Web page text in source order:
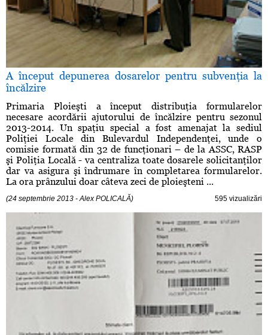
A început depunerea dosarelor pentru subvenţia la
încălzire
Primaria Ploieşti a început distribuţia formularelor
necesare acordării ajutorului de încălzire pentru sezonul
2013-2014. Un spaţiu special a fost amenajat la sediul
Poliţiei Locale din Bulevardul Independenţei, unde o
comisie formată din 32 de funcţionari – de la ASSC, RASP
şi Poliţia Locală - va centraliza toate dosarele solicitanţilor
dar va asigura şi îndrumare în completarea formularelor.
La ora prânzului doar câteva zeci de ploieşteni ...
(24 septembrie 2013 - Alex POLICALĂ) 595 vizualizări